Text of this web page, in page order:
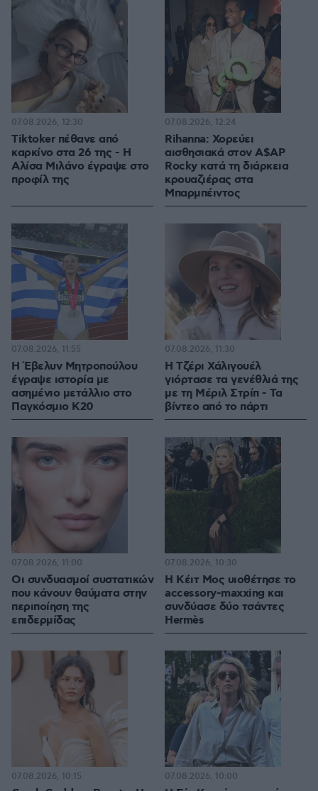
Tiktoker πέθανε από
καρκίνο στα 26 της - Η
Αλίσα Μιλάνο έγραψε στο
προφίλ της
07.08.2026, 12:30
Rihanna: Χορεύει
αισθησιακά στον A$AP
Rocky κατά τη διάρκεια
κρουαζιέρας στα
Μπαρμπέιντος
07.08.2026, 12:24
Η Έβελυν Μητροπούλου
έγραψε ιστορία με
ασημένιο μετάλλιο στο
Παγκόσμιο Κ20
07.08.2026, 11:55
H Τζέρι Χάλιγουέλ
γιόρτασε τα γενέθλιά της
με τη Μέριλ Στρίπ - Τα
βίντεο από το πάρτι
07.08.2026, 11:30
Οι συνδυασμοί συστατικών
που κάνουν θαύματα στην
περιποίηση της
επιδερμίδας
07.08.2026, 11:00
Η Κέιτ Μος υιοθέτησε τo
accessory-maxxing και
συνδύασε δύο τσάντες
Hermès
07.08.2026, 10:30
07.08.2026, 10:15 07.08.2026, 10:00